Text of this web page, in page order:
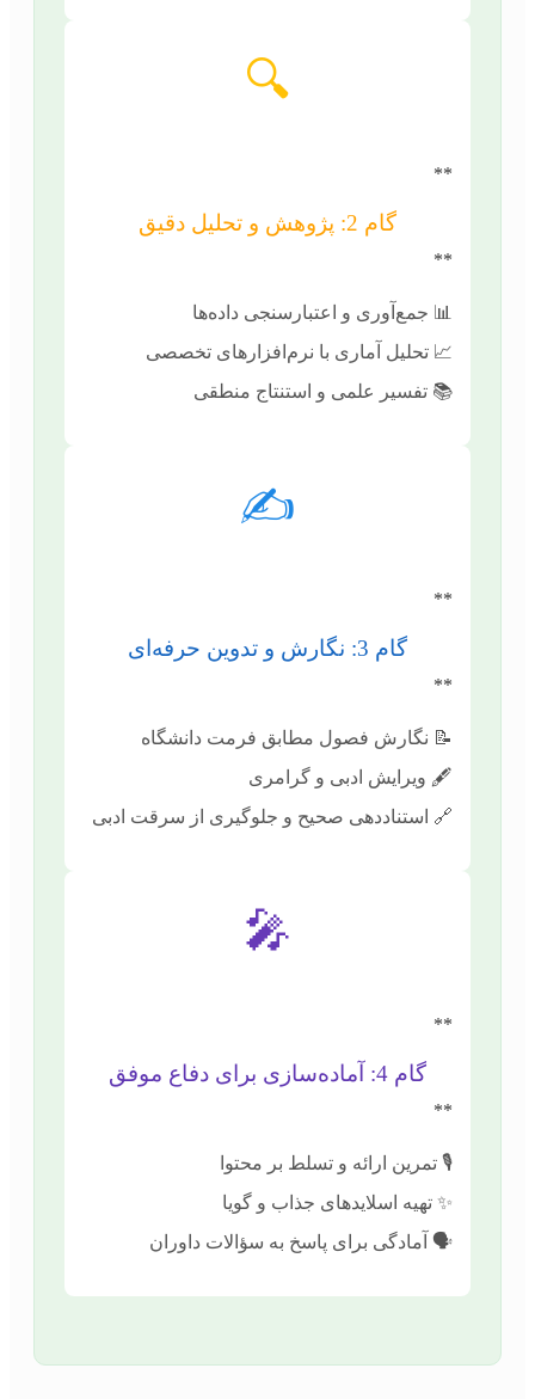
🔍
**
گام 2: پژوهش و تحلیل دقیق
**
📊 جمع‌آوری و اعتبارسنجی داده‌ها
📈 تحلیل آماری با نرم‌افزارهای تخصصی
📚 تفسیر علمی و استنتاج منطقی
✍️
**
گام 3: نگارش و تدوین حرفه‌ای
**
📝 نگارش فصول مطابق فرمت دانشگاه
🖋️ ویرایش ادبی و گرامری
🔗 استناددهی صحیح و جلوگیری از سرقت ادبی
🎤
**
گام 4: آماده‌سازی برای دفاع موفق
**
🎙️ تمرین ارائه و تسلط بر محتوا
✨ تهیه اسلایدهای جذاب و گویا
🗣️ آمادگی برای پاسخ به سؤالات داوران